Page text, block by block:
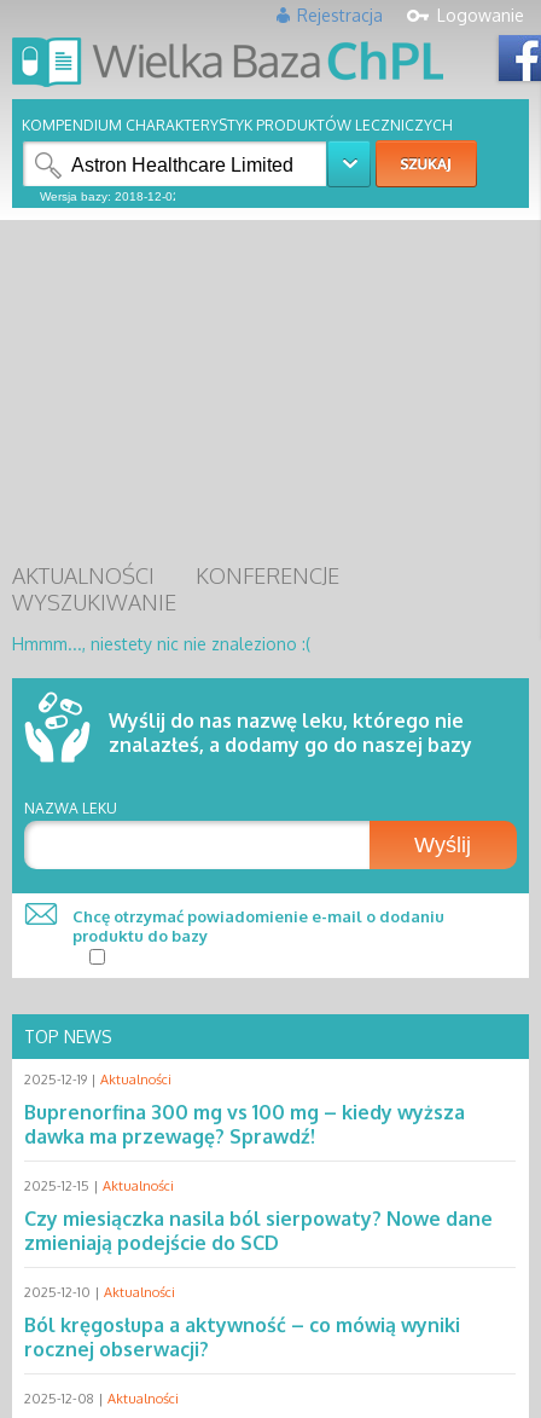
Logowanie
Rejestracja
KOMPENDIUM CHARAKTERYSTYK PRODUKTÓW LECZNICZYCH
AKTUALNOŚCI
KONFERENCJE
WYSZUKIWANIE
Hmmm..., niestety nic nie znaleziono :(
Wyślij do nas nazwę leku, którego nie
znalazłeś, a dodamy go do naszej bazy
NAZWA LEKU
Wyślij
Chcę otrzymać powiadomienie e-mail o dodaniu
produktu do bazy
TOP NEWS
2025-12-19 | Aktualności
Buprenorfina 300 mg vs 100 mg – kiedy wyższa
dawka ma przewagę? Sprawdź!
2025-12-15 | Aktualności
Czy miesiączka nasila ból sierpowaty? Nowe dane
zmieniają podejście do SCD
2025-12-10 | Aktualności
Ból kręgosłupa a aktywność – co mówią wyniki
rocznej obserwacji?
2025-12-08 | Aktualności